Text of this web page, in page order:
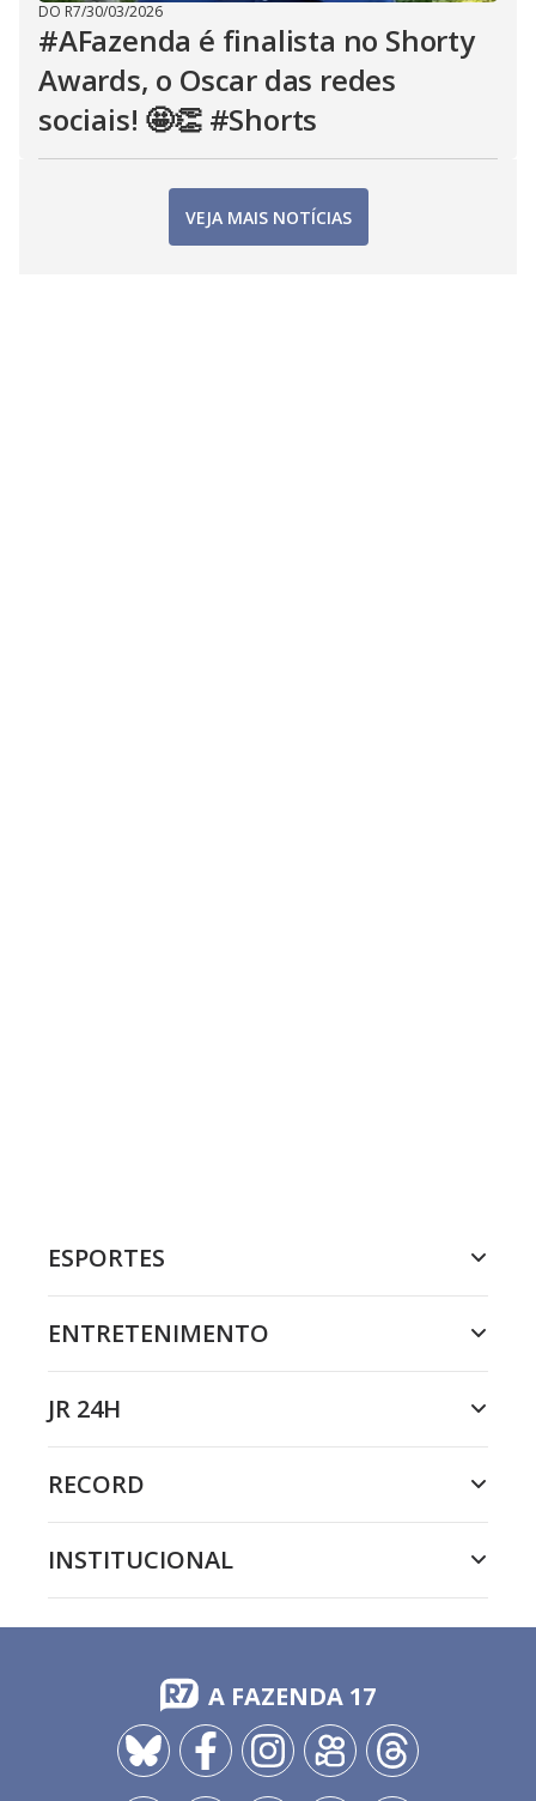
DO R7/30/03/2026
#AFazenda é finalista no Shorty
Awards, o Oscar das redes
sociais! 🤩👏 #Shorts
VEJA MAIS NOTÍCIAS
ESPORTES
ENTRETENIMENTO
JR 24H
RECORD
INSTITUCIONAL
A FAZENDA 17